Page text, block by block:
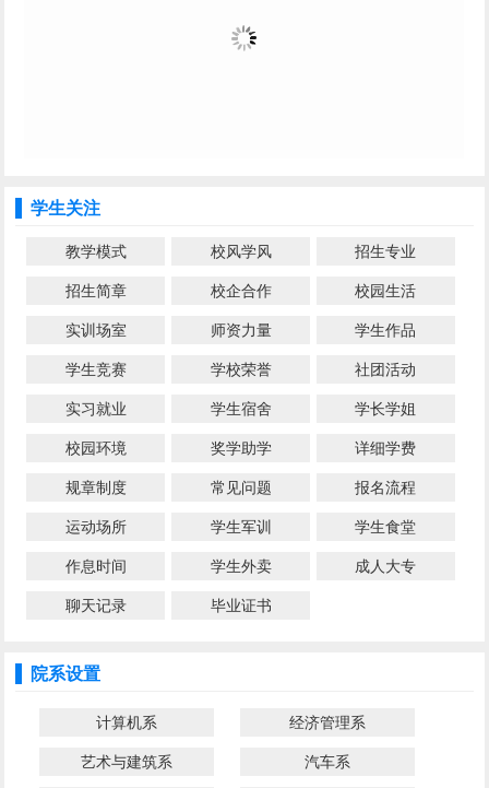
学生关注
教学模式 校风学风 招生专业
招生简章 校企合作 校园生活
实训场室 师资力量 学生作品
学生竞赛 学校荣誉 社团活动
实习就业 学生宿舍 学长学姐
校园环境 奖学助学 详细学费
规章制度 常见问题 报名流程
运动场所 学生军训 学生食堂
作息时间 学生外卖 成人大专
聊天记录 毕业证书
院系设置
计算机系 经济管理系
艺术与建筑系 汽车系